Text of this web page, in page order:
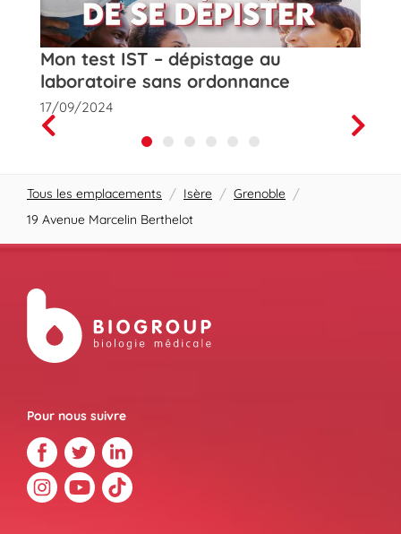
Mon test IST – dépistage au
laboratoire sans ordonnance
17/09/2024
Prev
Next
Tous les emplacements / Isère / Grenoble /
19 Avenue Marcelin Berthelot
Pour nous suivre